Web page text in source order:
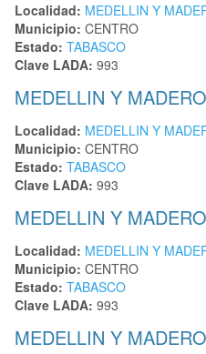
Localidad: MEDELLIN Y
Municipio: CENTRO
Estado: TABASCO
Clave LADA: 993
MEDELLIN Y
Localidad: MEDELLIN Y
Municipio: CENTRO
Estado: TABASCO
Clave LADA: 993
MEDELLIN Y
Localidad: MEDELLIN Y
Municipio: CENTRO
Estado: TABASCO
Clave LADA: 993
MEDELLIN Y